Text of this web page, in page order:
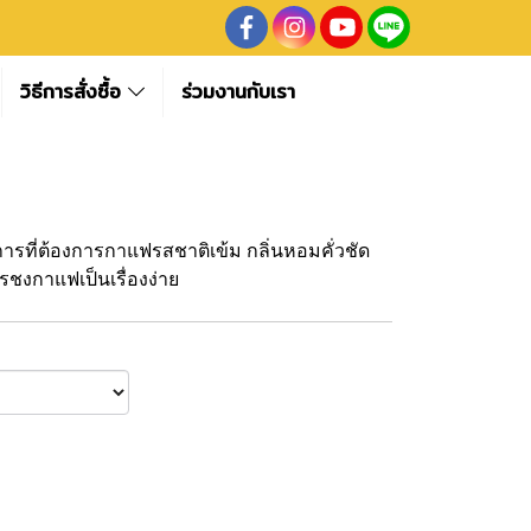
วิธีการสั่งซื้อ ร่วมงานกับเรา
รที่ต้องการกาแฟรสชาติเข้ม กลิ่นหอมคั่วชัด
งกาแฟเป็นเรื่องง่าย